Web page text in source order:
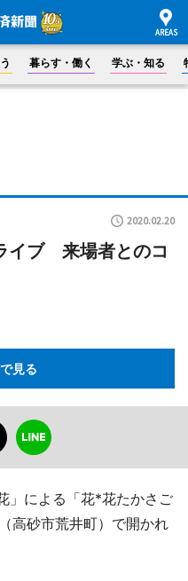
暮らす・働く 学ぶ・知る
2020.02.20
イブ 来場者とのコ
見る
」による「花*花たかさご
高砂市荒井町）で開かれ